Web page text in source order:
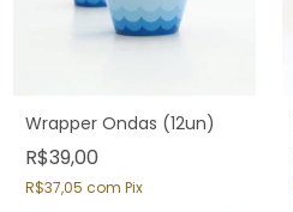
Wrapper Ondas (12un)
R$39,00
R$37,05 com Pix